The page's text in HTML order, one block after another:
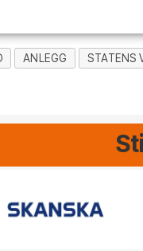
ANLEGG STATENS